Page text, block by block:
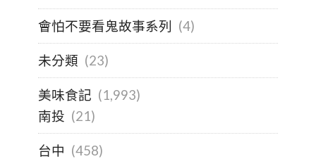
會怕不要看鬼故事系列 (4)
未分類 (23)
美味食記 (1,993)
南投 (21)
台中 (458)